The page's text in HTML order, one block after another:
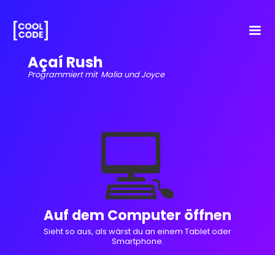
Açaí Rush
Programmiert mit Malia und Joyce
💻
Auf dem Computer öffnen
Sieht so aus, als wärst du an einem Tablet oder
Smartphone.